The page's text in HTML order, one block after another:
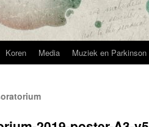
Koren Media Muziek en Parkinson